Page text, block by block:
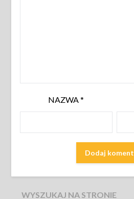
NAZWA*
WYSZUKAJ NA STRONIE